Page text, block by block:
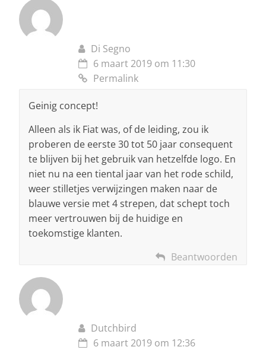
Di Segno
6 maart 2019 om 11:30
Permalink
Geinig concept!
Alleen als ik Fiat was, of de leiding, zou ik
proberen de eerste 30 tot 50 jaar consequent
te blijven bij het gebruik van hetzelfde logo. En
niet nu na een tiental jaar van het rode schild,
weer stilletjes verwijzingen maken naar de
blauwe versie met 4 strepen, dat schept toch
meer vertrouwen bij de huidige en
toekomstige klanten.
Beantwoorden
Dutchbird
6 maart 2019 om 12:36